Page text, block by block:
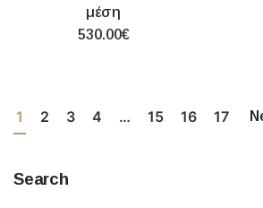
Search
μέση
530.00€
1 2 3 4 … 15 16 17